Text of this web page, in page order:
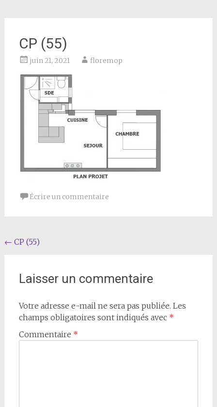
CP (55)
juin 21, 2021 floremop
Écrire un commentaire
Navigation
l'article
← CP (55)
Laisser un commentaire
Votre adresse e-mail ne sera pas publiée. Les
champs obligatoires sont indiqués avec *
Commentaire *